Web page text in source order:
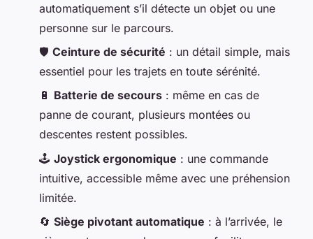
automatiquement s’il détecte un objet ou une
personne sur le parcours.
🛡️ Ceinture de sécurité : un détail simple, mais
essentiel pour les trajets en toute sérénité.
🔋 Batterie de secours : même en cas de
panne de courant, plusieurs montées ou
descentes restent possibles.
🕹️ Joystick ergonomique : une commande
intuitive, accessible même avec une préhension
limitée.
🔄 Siège pivotant automatique : à l’arrivée, le